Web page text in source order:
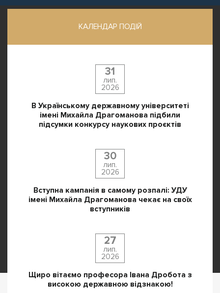
КАЛЕНДАР ПОДІЙ
31
лип.
2026
В Українському державному університеті
імені Михайла Драгоманова підбили
підсумки конкурсу наукових проєктів
30
лип.
2026
Вступна кампанія в самому розпалі: УДУ
імені Михайла Драгоманова чекає на своїх
вступників
27
лип.
2026
Щиро вітаємо професора Івана Дробота з
високою державною відзнакою!